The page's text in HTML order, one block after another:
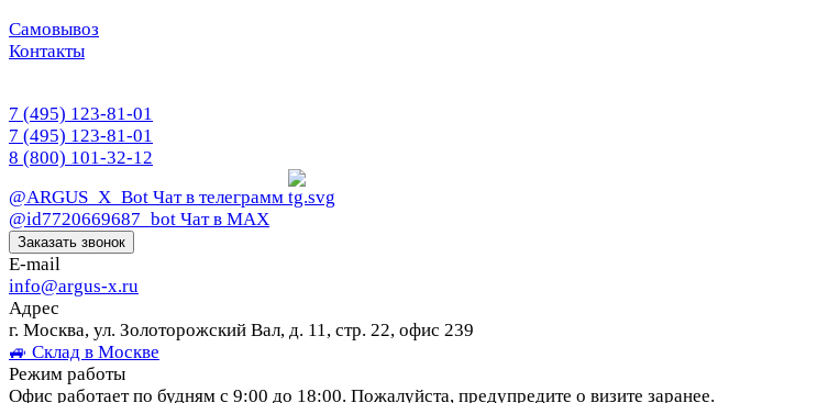
Самовывоз
Контакты
7 (495) 123-81-01
7 (495) 123-81-01
8 (800) 101-32-12
@ARGUS_X_Bot Чат в телеграмм
@id7720669687_bot Чат в МАХ
Заказать звонок
E-mail
info@argus-x.ru
Адрес
г. Москва, ул. Золоторожский Вал, д. 11, стр. 22, офис 239
🚙 Склад в Москве
Режим работы
Офис работает по будням с 9:00 до 18:00. Пожалуйста, предупредите о визите заранее.